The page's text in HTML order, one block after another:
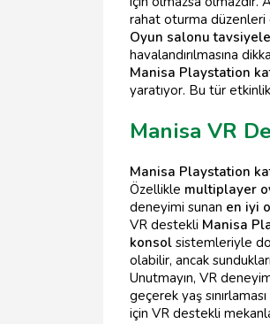
rahat oturma düzenleri
Oyun salonu
havalandırılmasına
Manisa Playstation
yaratıyor. Bu tür
Manisa VR
Manisa Playstation
Özellikle multiplayer
deneyimi sunan en iyi
VR destekli Manisa
konsol sistemleriyle
olabilir, ancak
Unutmayın, VR
geçerek yaş
için VR destekli